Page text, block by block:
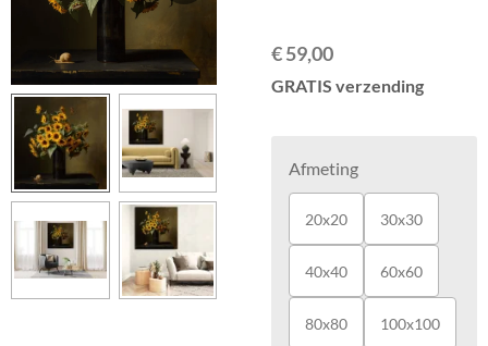
€ 59,00
GRATIS verzending
Afmeting
20x20 30x30
40x40 60x60
80x80 100x100